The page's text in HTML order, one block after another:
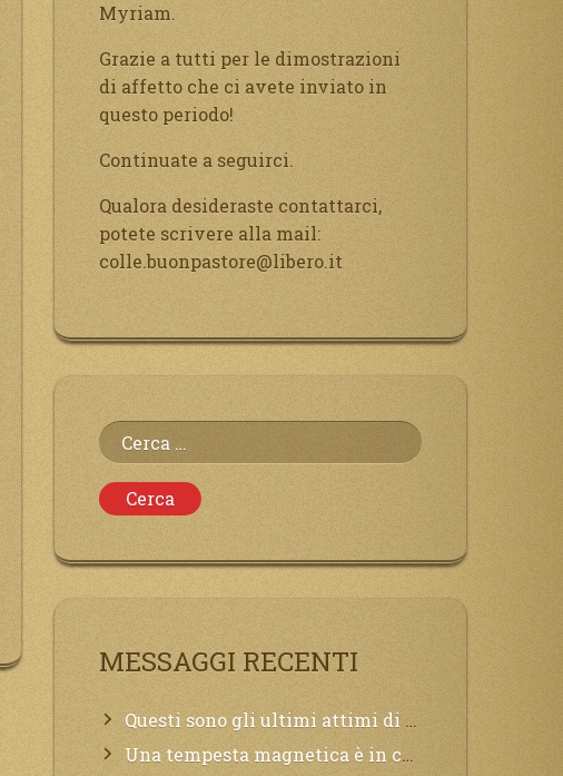
Myriam.
Grazie a tutti per le dimostrazioni
di affetto che ci avete inviato in
questo periodo!
Continuate a seguirci.
Qualora desideraste contattarci,
potete scrivere alla mail:
colle.buonpastore@libero.it
Ricerca
per:
MESSAGGI RECENTI
Questi sono gli ultimi attimi di vita, chi si vuole salvare Mi chiami in suo aiuto.
Una tempesta magnetica è in corso, questa generazione patirà. Il black out non tarderà ad arrivare e tutta la Terra sarà oscurata.